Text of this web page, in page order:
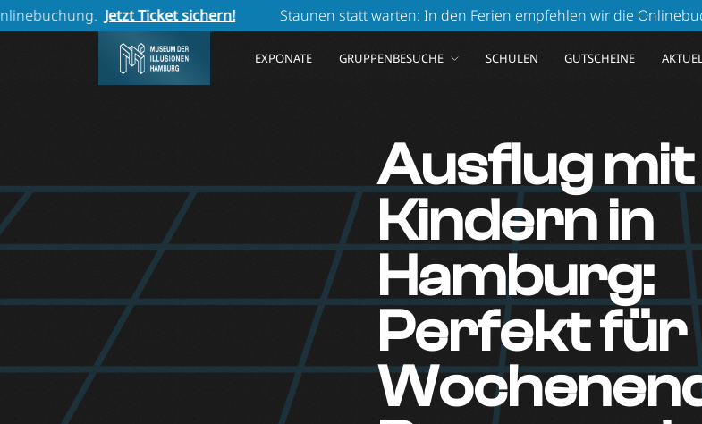
Jetzt Ticket sichern! Staunen statt warten: In den Ferien empfehlen wir die Onlinebuchung.Jetzt
EXPONATE GRUPPENBESUCHE SCHULEN GUTSCHEINE
Ausflug mit
Kindern in
Hamburg:
Perfekt für